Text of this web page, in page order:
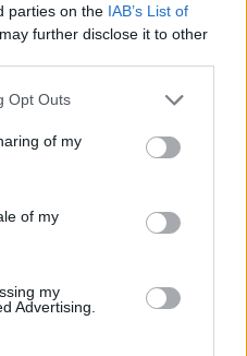
parties on the IAB’s List of
further disclose it to other
Opt Outs
of my
of my
my
Advertising.